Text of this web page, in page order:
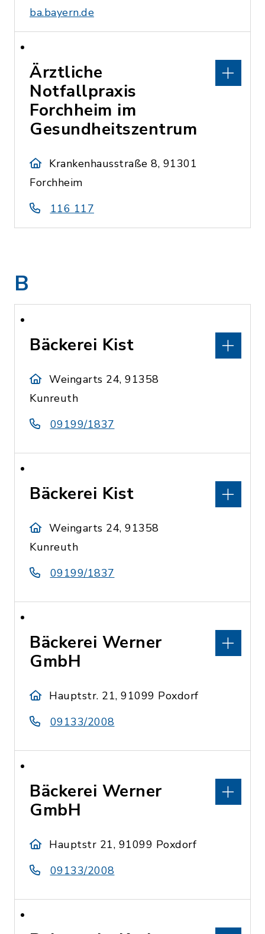
ba.bayern.de
Ärztliche
Notfallpraxis
Forchheim im
Gesundheitszentrum
Krankenhausstraße 8, 91301
Forchheim
116 117
B
Bäckerei Kist
Weingarts 24, 91358
Kunreuth
09199/1837
Bäckerei Kist
Weingarts 24, 91358
Kunreuth
09199/1837
Bäckerei Werner
GmbH
Hauptstr. 21, 91099 Poxdorf
09133/2008
Bäckerei Werner
GmbH
Hauptstr 21, 91099 Poxdorf
09133/2008